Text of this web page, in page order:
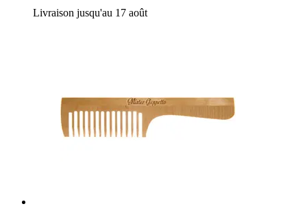
Livraison jusqu'au 17 août